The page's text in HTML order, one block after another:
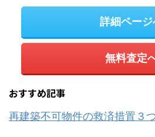
詳細ページ
無料査定
おすすめ記事
再建築不可物件の救済措置３